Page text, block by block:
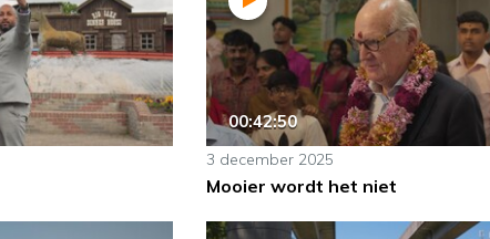
00:42:50
3 december 2025
Mooier wordt het niet